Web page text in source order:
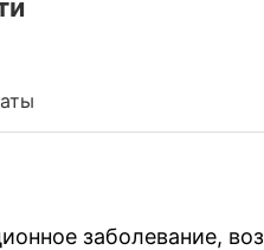
заболевание,